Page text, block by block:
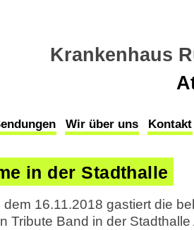
Krankenhaus
Wir über uns Kontakt
in der Stadthalle
dem 16.11.2018 gastiert die
Tribute Band in der